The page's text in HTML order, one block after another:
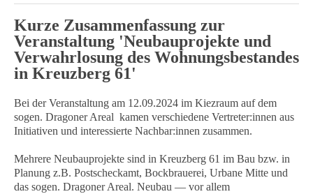
Kurze Zusammenfassung zur
Veranstaltung 'Neubauprojekte und
Verwahrlosung des Wohnungsbestandes
in Kreuzberg 61'
Bei der Veranstaltung am 12.09.2024 im Kiezraum auf dem
sogen. Dragoner Areal kamen verschiedene Vertreter:innen aus
Initiativen und interessierte Nachbar:innen zusammen.
Mehrere Neubauprojekte sind in Kreuzberg 61 im Bau bzw. in
Planung z.B. Postscheckamt, Bockbrauerei, Urbane Mitte und
das sogen. Dragoner Areal. Neubau — vor allem